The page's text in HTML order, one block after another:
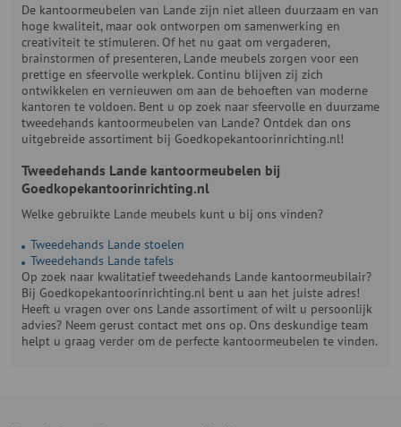
De kantoormeubelen van Lande zijn niet alleen duurzaam en van
hoge kwaliteit, maar ook ontworpen om samenwerking en
creativiteit te stimuleren. Of het nu gaat om vergaderen,
brainstormen of presenteren, Lande meubels zorgen voor een
prettige en sfeervolle werkplek. Continu blijven zij zich
ontwikkelen en vernieuwen om aan de behoeften van moderne
kantoren te voldoen. Bent u op zoek naar sfeervolle en duurzame
tweedehands kantoormeubelen van Lande? Ontdek dan ons
uitgebreide assortiment bij Goedkopekantoorinrichting.nl!
Tweedehands Lande kantoormeubelen bij
Goedkopekantoorinrichting.nl
Welke gebruikte Lande meubels kunt u bij ons vinden?
Tweedehands Lande stoelen
Tweedehands Lande tafels
Op zoek naar kwalitatief tweedehands Lande kantoormeubilair?
Bij Goedkopekantoorinrichting.nl bent u aan het juiste adres!
Heeft u vragen over ons Lande assortiment of wilt u persoonlijk
advies? Neem gerust contact met ons op. Ons deskundige team
helpt u graag verder om de perfecte kantoormeubelen te vinden.